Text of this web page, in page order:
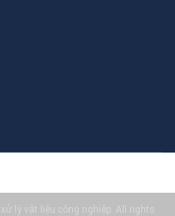
lý vật liệu công nghiệp. All rights